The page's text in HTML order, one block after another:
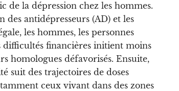
de la dépression chez les hommes.
antidépresseurs (AD) et les
les hommes, les personnes
difficultés financières initient moins
homologues défavorisés. Ensuite,
suit des trajectoires de doses
ceux vivant dans des zones